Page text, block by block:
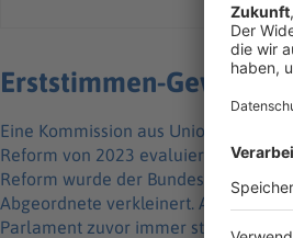
Erststimmen-
Eine Kommission aus Union und
Reform von 2023 evaluieren und
Reform wurde der Bundestag bei
Abgeordnete verkleinert.
Parlament zuvor immer stärker